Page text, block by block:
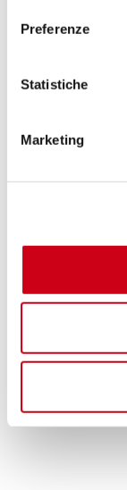
Preferenze
Statistiche
Marketing